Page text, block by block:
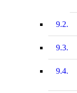
9.2.
9.3.
9.4.